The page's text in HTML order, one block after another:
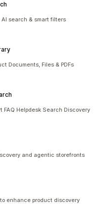
search & smart filters
Documents, Files & PDFs
FAQ Helpdesk Search Discovery
and agentic storefronts
enhance product discovery